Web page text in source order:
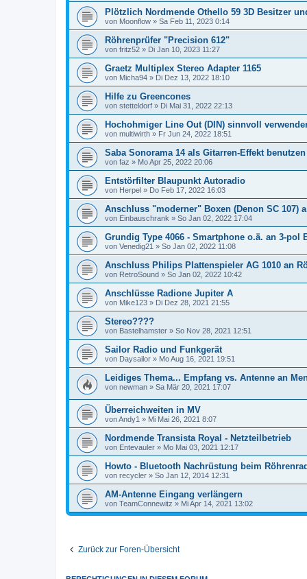
Plötzlich Nordmende Othello 59 3D Besitzer
von Moonflow » Sa Feb 11, 2023 0:14
Röhrenprüfer "Precision 612"
von fritz52 » Di Jan 10, 2023 11:27
Graetz Multiplex Stereo Adapter 1165
von Micha94 » Di Dez 13, 2022 18:10
Hilfe zu Greencones
von stetteldorf » Di Mai 31, 2022 22:13
Hochohmiger Line Out (DIN) sinnvoll
von multiwirth » Fr Jun 24, 2022 18:51
Saba Sonorama 14 als Gitarren-Effekt
von faz » Mo Apr 25, 2022 20:06
Entstörfilter Blaupunkt Autoradio
von Herpel » Do Feb 17, 2022 16:03
Anschluss "moderner" Boxen (Denon SC 107)
von Einbauschrank » So Jan 02, 2022 17:04
Grundig Type 4066 - Smartphone o.ä. an 3-pol
von Venedig21 » So Jan 02, 2022 11:08
Anschluss Philips Plattenspieler AG 1010 an
von RetroSound » So Jan 02, 2022 10:42
Anschlüsse Radione Jupiter A
von Mike123 » Di Dez 28, 2021 21:55
Stereo????
von Bastelhamster » So Nov 28, 2021 12:51
Sailor Radio und Funkgerät
von Daysailor » Mo Aug 16, 2021 19:51
Leidiges Thema... Empfang vs. Antenne an
von newman » Sa Mär 20, 2021 17:07
Überreichweiten in MV
vonAndy1 » Mi Mai 26, 2021 8:07
Nordmende Transista Royal - Netzteilbetrieb
von Entevauler » Mo Mai 03, 2021 12:17
Howto - Bluetooth Nachrüstung beim
von recycler » So Jan 12, 2014 12:31
AM-Antenne Eingang verlängern
von TeamConnewitz » Mi Apr 14, 2021 13:02
Zurück zur Foren-Übersicht